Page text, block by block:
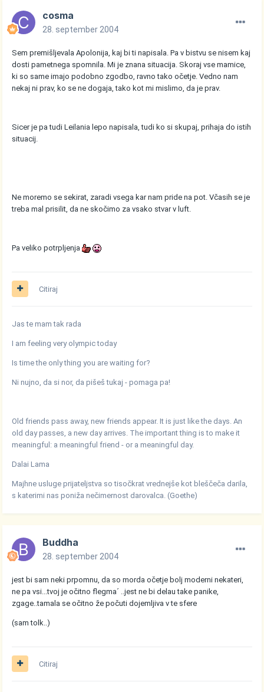
cosma
28. september 2004
Sem premišljevala Apolonija, kaj bi ti napisala. Pa v bistvu se nisem kaj
dosti pametnega spomnila. Mi je znana situacija. Skoraj vse mamice,
ki so same imajo podobno zgodbo, ravno tako očetje. Vedno nam
nekaj ni prav, ko se ne dogaja, tako kot mi mislimo, da je prav.
Sicer je pa tudi Leilania lepo napisala, tudi ko si skupaj, prihaja do istih
situacij.
Ne moremo se sekirat, zaradi vsega kar nam pride na pot. Včasih se je
treba mal prisilit, da ne skočimo za vsako stvar v luft.
Pa veliko potrpljenja
Citiraj
Jas te mam tak rada
I am feeling very olympic today
Is time the only thing you are waiting for?
Ni nujno, da si nor, da pišeš tukaj - pomaga pa!
Old friends pass away, new friends appear. It is just like the days. An
old day passes, a new day arrives. The important thing is to make it
meaningful: a meaningful friend - or a meaningful day.
Dalai Lama
Majhne usluge prijateljstva so tisočkrat vrednejše kot bleščeča darila,
s katerimi nas poniža nečimernost darovalca. (Goethe)
Buddha
28. september 2004
jest bi sam neki prpomnu, da so morda očetje bolj moderni nekateri,
ne pa vsi...tvoj je očitno flegma´ ..jest ne bi delau take panike,
zgage..tamala se očitno že počuti dojemljiva v te sfere
(sam tolk..)
Citiraj